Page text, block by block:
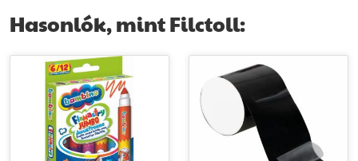
Hasonlók, mint Filctoll: